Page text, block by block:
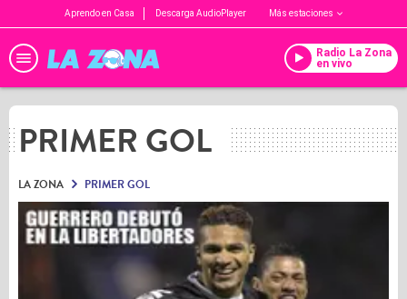
Aprendo en Casa Descarga AudioPlayer Más estaciones
Radio La Zona
en vivo
PRIMER GOL
LA ZONA PRIMER GOL